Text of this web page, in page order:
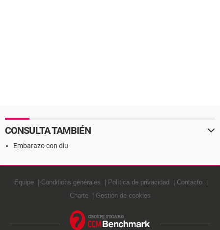
CONSULTA TAMBIÉN
Embarazo con diu
Equipe Conditions générales Política de privacidad
Contacto
Charte
Gestión de cookies